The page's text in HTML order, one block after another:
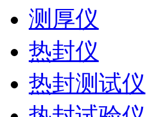
测厚仪
热封仪
热封测试仪